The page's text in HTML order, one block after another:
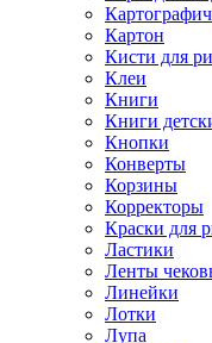
Картон
Кисти для
Клеи
Книги
Книги
Кнопки
Конверты
Корзины
Корректоры
Краски для
Ластики
Ленты
Линейки
Лотки
Лупа